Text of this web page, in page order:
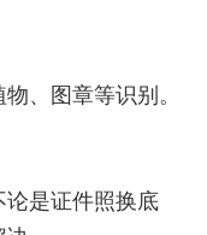
、图章等识别。
是证件照换底